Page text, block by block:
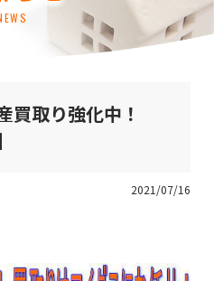
買取り強化中！
2021/07/16